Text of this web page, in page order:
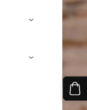
›
›